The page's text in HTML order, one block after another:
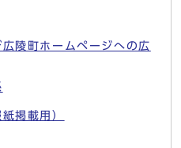
陵町ホームページへの広
掲載用）